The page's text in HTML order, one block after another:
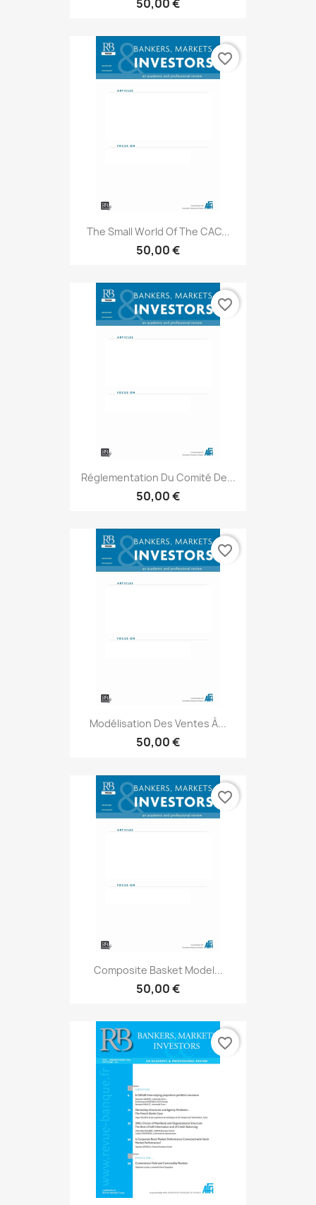
50,00 €
The Small World Of The CAC...
50,00 €
favorite_border
Réglementation Du Comité De...
50,00 €
favorite_border
Modélisation Des Ventes À...
50,00 €
favorite_border
Composite Basket Model...
50,00 €
favorite_border
favorite_border